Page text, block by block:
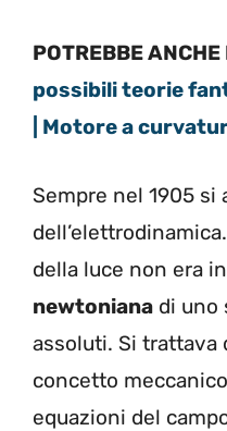
POTREBBE
possibili teorie
| Motore a
Sempre nel 1905 si
della luce non era
newtoniana di uno
assoluti. Si trattava
concetto
equazioni del